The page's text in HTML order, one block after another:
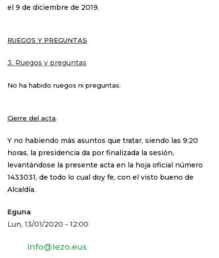
el 9 de diciembre de 2019.
RUEGOS Y PREGUNTAS
3. Ruegos y preguntas
No ha habido ruegos ni preguntas.
Cierre del acta.
Y no habiendo más asuntos que tratar, siendo las 9:20
horas, la presidencia da por finalizada la sesión,
levantándose la presente acta en la hoja oficial número
1433031, de todo lo cual doy fe, con el visto bueno de
Alcaldía.
Eguna
Lun, 13/01/2020 - 12:00
info@lezo.eus